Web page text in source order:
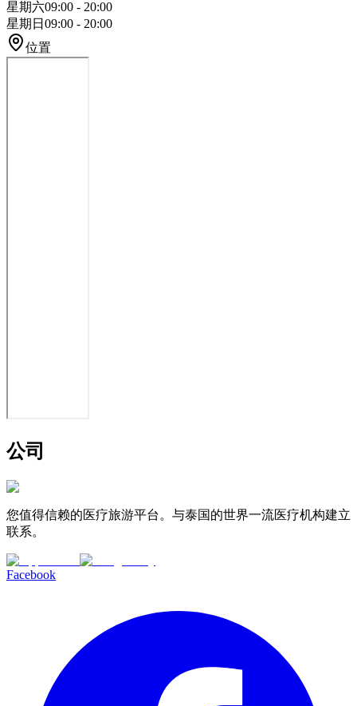
星期六09:00 - 20:00
星期日 09:00 - 20:00
位置
公司
您值得信赖的医疗旅游平台。与泰国的世界一流医疗机构建立
联系。
Facebook